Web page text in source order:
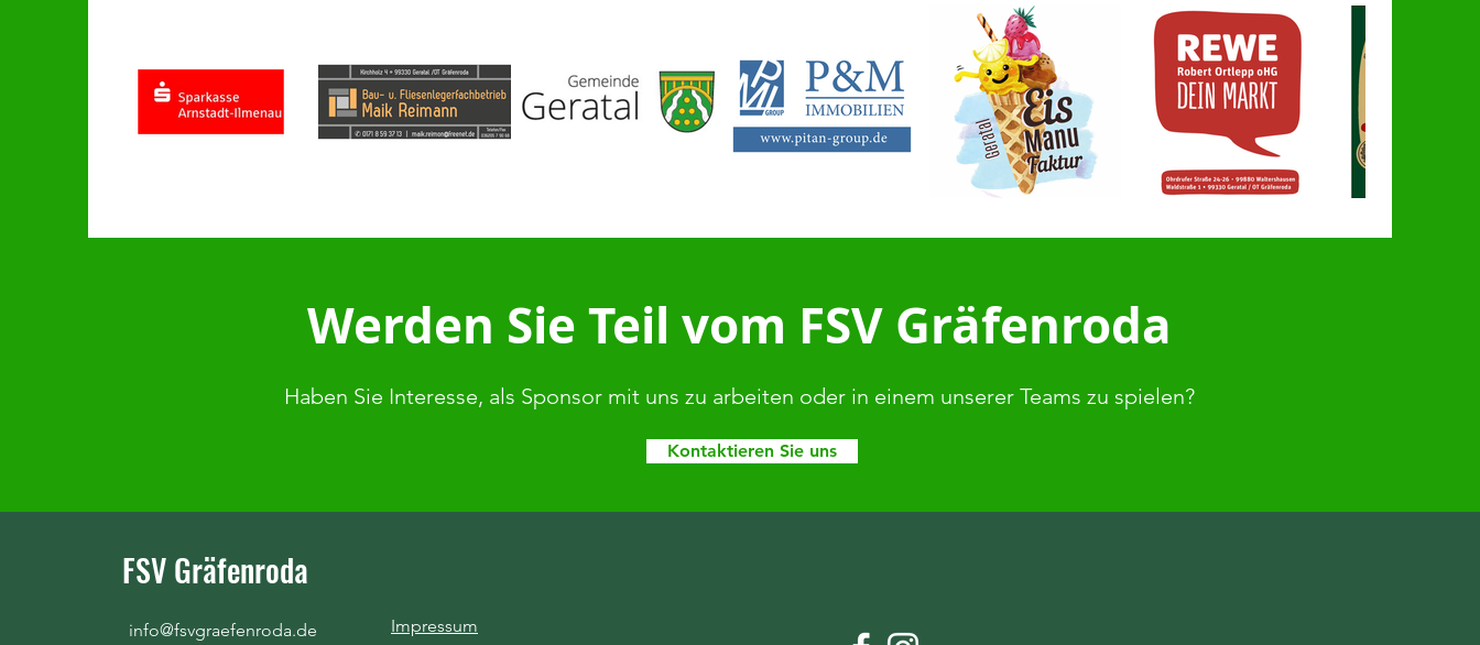
Werden Sie Teil vom FSV Gräfenroda
Haben Sie Interesse, als Sponsor mit uns zu arbeiten oder in einem unserer Teams zu spielen?
Kontaktieren Sie uns
FSV Gräfenroda
info@fsvgraefenroda.de Impressum